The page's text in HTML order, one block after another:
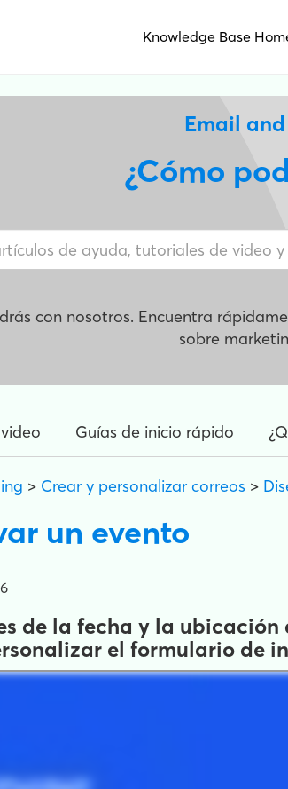
Knowledge Base
Email
¿Cómo
con nosotros. Encuentra
sobre
Guías de inicio rápido
> Crear y personalizar correos >
un evento
de la fecha y la
el formulario de